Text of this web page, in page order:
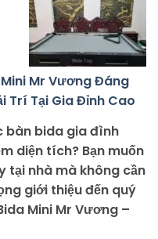
Mr Vương Đáng
Trí Tại Gia Đỉnh Cao
bàn bida gia đình
diện tích? Bạn muốn
tại nhà mà không cần
giới thiệu đến quý
Mini Mr Vương –